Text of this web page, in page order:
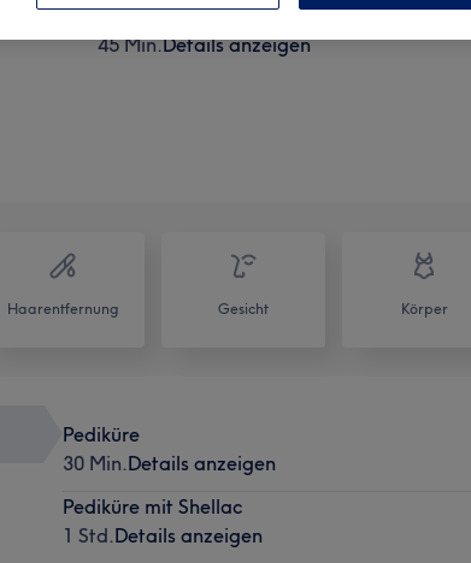
Pediküre mit Lack
45 Min.Details anzeigen
Haarentfernung Gesicht Körper
Pediküre
30 Min.Details anzeigen
Pediküre mit Shellac
1 Std.Details anzeigen